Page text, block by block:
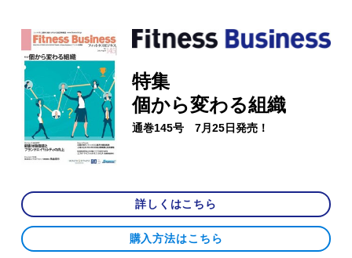
特集
個から変わる組織
通巻145号 7月25日発売！
詳しくはこちら
購入方法はこちら